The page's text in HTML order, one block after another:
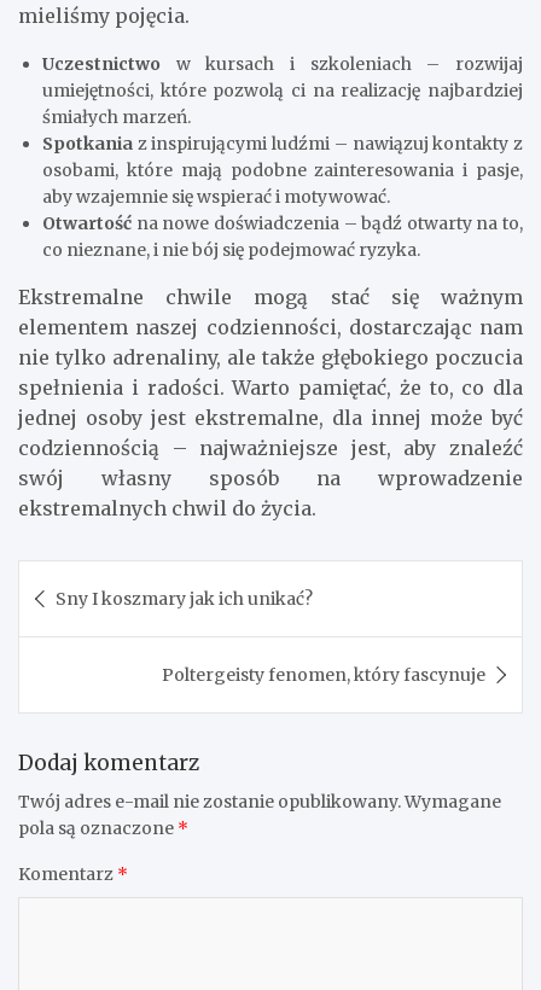
mieliśmy pojęcia.
Uczestnictwo w kursach i szkoleniach – rozwijaj
umiejętności, które pozwolą ci na realizację najbardziej
śmiałych marzeń.
Spotkania z inspirującymi ludźmi – nawiązuj kontakty z
osobami, które mają podobne zainteresowania i pasje,
aby wzajemnie się wspierać i motywować.
Otwartość na nowe doświadczenia – bądź otwarty na to,
co nieznane, i nie bój się podejmować ryzyka.
Ekstremalne chwile mogą stać się ważnym
elementem naszej codzienności, dostarczając nam
nie tylko adrenaliny, ale także głębokiego poczucia
spełnienia i radości. Warto pamiętać, że to, co dla
jednej osoby jest ekstremalne, dla innej może być
codziennością – najważniejsze jest, aby znaleźć
swój własny sposób na wprowadzenie
ekstremalnych chwil do życia.
wpisu
Sny I koszmary jak ich unikać?
Poltergeisty fenomen, który fascynuje
Dodaj komentarz
Twój adres e-mail nie zostanie opublikowany.Wymagane
pola są oznaczone *
Komentarz *